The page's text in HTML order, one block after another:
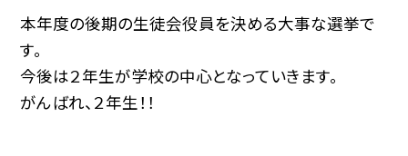
本年度の後期の生徒会役員を決める大事な選挙で
す。
今後は２年生が学校の中心となっていきます。
がんばれ、２年生！！